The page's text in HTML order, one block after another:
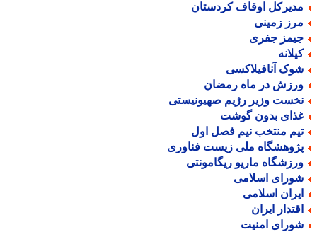
اوقاف کردستان
زمینی
جفری
آنافیلاکسی
در ماه رمضان
وزیر رژیم صهیونیستی
بدون گوشت
منتخب نیم فصل اول
ملی زیست فناوری
ماریو ریگامونتی
اسلامی
اسلامی
ایران
امنیت